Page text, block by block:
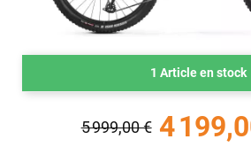
1 Article en stock
5 999,00 € 4